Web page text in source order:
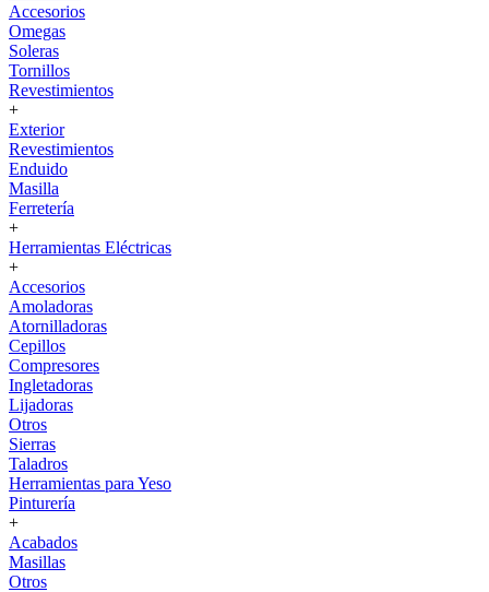
Accesorios
Omegas
Soleras
Tornillos
Revestimientos
+
Exterior
Revestimientos
Enduido
Masilla
Ferretería
+
Herramientas Eléctricas
+
Accesorios
Amoladoras
Atornilladoras
Cepillos
Compresores
Ingletadoras
Lijadoras
Otros
Sierras
Taladros
Herramientas para Yeso
Pinturería
+
Acabados
Masillas
Otros